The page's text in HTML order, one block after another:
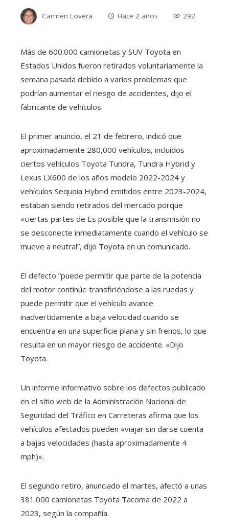
Carmen Lovera Hace 2 años 292
Más de 600.000 camionetas y SUV Toyota en
Estados Unidos fueron retirados voluntariamente la
semana pasada debido a varios problemas que
podrían aumentar el riesgo de accidentes, dijo el
fabricante de vehículos.
El primer anuncio, el 21 de febrero, indicó que
aproximadamente 280,000 vehículos, incluidos
ciertos vehículos Toyota Tundra, Tundra Hybrid y
Lexus LX600 de los años modelo 2022-2024 y
vehículos Sequoia Hybrid emitidos entre 2023-2024,
estaban siendo retirados del mercado porque
«ciertas partes de Es posible que la transmisión no
se desconecte inmediatamente cuando el vehículo se
mueve a neutral”, dijo Toyota en un comunicado.
El defecto “puede permitir que parte de la potencia
del motor continúe transfiriéndose a las ruedas y
puede permitir que el vehículo avance
inadvertidamente a baja velocidad cuando se
encuentra en una superficie plana y sin frenos, lo que
resulta en un mayor riesgo de accidente. «Dijo
Toyota.
Un informe informativo sobre los defectos publicado
en el sitio web de la Administración Nacional de
Seguridad del Tráfico en Carreteras afirma que los
vehículos afectados pueden «viajar sin darse cuenta
a bajas velocidades (hasta aproximadamente 4
mph)».
El segundo retiro, anunciado el martes, afectó a unas
381.000 camionetas Toyota Tacoma de 2022 a
2023, según la compañía.